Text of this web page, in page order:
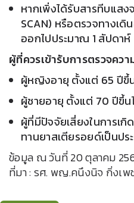
หากเพิ่งได้รับสารทีบแส
SCAN) หรือตรวจทางเดิ
ออกไปประมาณ 1 สัปดาห์
ผู้ที่ควรเข้ารับการตรวจคว
ผู้หญิงอายุ ตั้งแต่ 65 ปีขึ้
ผู้ชายอายุ ตั้งแต่ 70 ปีขึ้น
ผู้ที่มีปัจจัยเสี่ยงในการเกิ
ทานยาสเตียรอยด์เป็นปร
ข้อมูล ณ วันที่ 20 ตุลาคม
ที่มา : รศ. พญ.คนึงนิจ กิ่งเพ